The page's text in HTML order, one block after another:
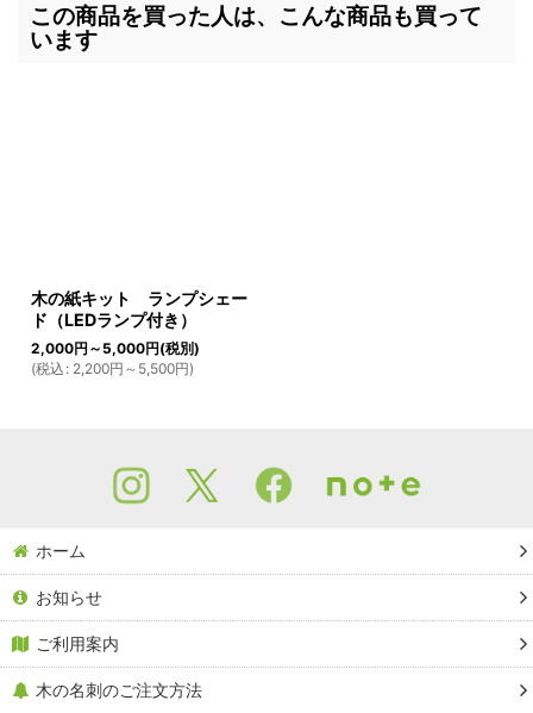
この商品を買った人は、こんな商品も買って
います
木の紙キット ランプシェー
ド（LEDランプ付き）
2,000円 ～5,000円(税別)
(税込 : 2,200円 ～5,500円)
ホーム
お知らせ
ご利用案内
木の名刺のご注文方法